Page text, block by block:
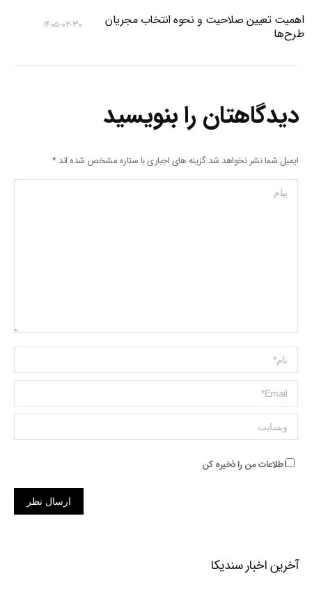
اهمیت تعیین صلاحیت و نحوه انتخاب مجریان
طرح‌ها
۱۴۰۵-۰۲-۳۰
دیدگاهتان را بنویسید
ایمیل شما نشر نخواهد شد گزینه های اجباری با ستاره مشخص شده اند*
پیام
Name *
ایمیل *
وبسایت
اطلاعات من را ذخیره کن
ارسال نظر
آخرین اخبار سندیکا